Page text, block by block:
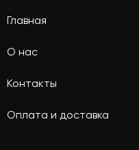
Главная
О нас
Контакты
Оплата и доставка